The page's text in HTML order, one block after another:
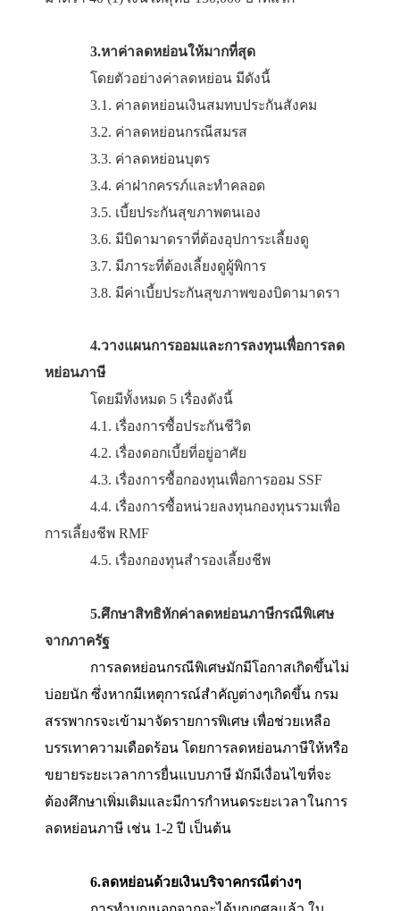
รายการที่ 1 : ผู้มีเงินได้ตามมาตรา 40 (1)
ค่าใช้จ่ายได้ 50% สูงสุด 100,000 บาท
รายการที่ 2 : ผู้มีเงินได้ตามมาตรา 40 (1)
ค่าลดหย่อนส่วนตัว 60,000 บาท
รายการที่ 3 : ยกเว้นภาษี ผู้มีเงินได้ตาม
มาตรา 40 (1) เงินได้สุทธิ 150,000 บาทแรก
3.หาค่าลดหย่อนให้มากที่สุด
โดยตัวอย่างค่าลดหย่อน มีดังนี้
3.1. ค่าลดหย่อนเงินสมทบประกันสังคม
3.3. ค่าลดหย่อนบุตร
3.4. ค่าฝากครรภ์และทำคลอด
3.5. เบี้ยประกันสุขภาพตนเอง
3.6. มีบิดามาดราที่ต้องอุปการะเลี้ยงดู
3.7. มีภาระที่ต้องเลี้ยงดูผู้พิการ
3.8. มีค่าเบี้ยประกันสุขภาพของบิดามาดร
4.วางแผนการออมและการลงทุนเพื่อการ
หย่อนภาษี
โดยมีทั้งหมด 5 เรื่องดังนี้
4.1. เรื่องการซื้อประกันชีวิต
4.2. เรื่องดอกเบี้ยที่อยู่อาศัย
4.3. เรื่องการซื้อกองทุนเพื่อการออม
4.4.เรื่องการซื้อหน่วยลงทุนกองทุนรวมเพื่
4.5.เรื่องกองทุนสำรองเลี้ยงชีพ